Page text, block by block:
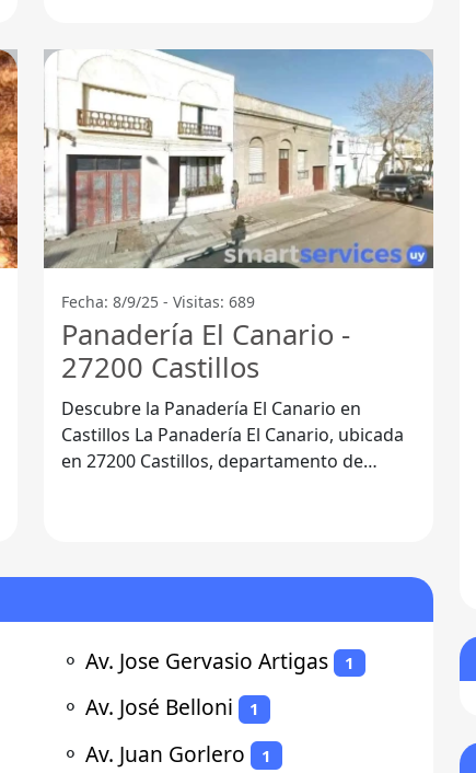
Fecha: 8/9/25 - Visitas: 689
Panadería El Canario -
27200 Castillos
Descubre la Panadería El Canario en
Castillos La Panadería El Canario, ubicada
en 27200 Castillos, departamento de
⚬ Av. Jose Gervasio Artigas 1
⚬ Av. José Belloni 1
⚬ Av. Juan Gorlero 1